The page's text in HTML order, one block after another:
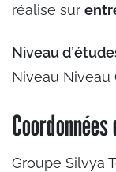
réalise sur
Niveau
Niveau Niveau
Groupe Silvya